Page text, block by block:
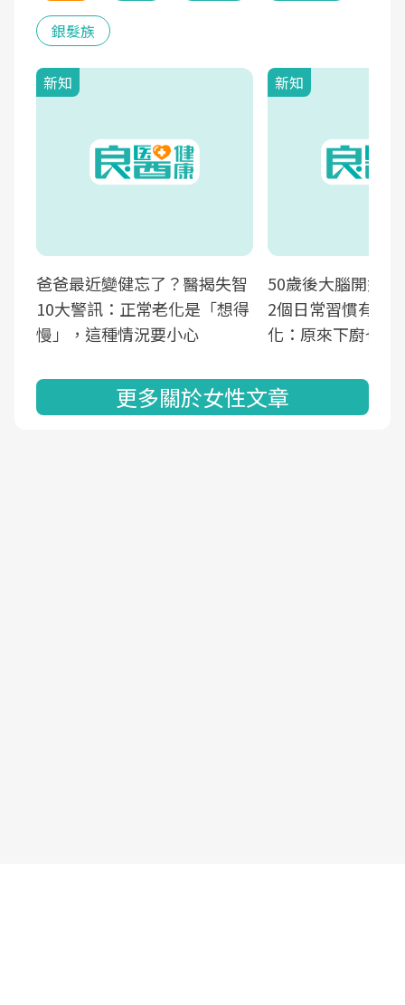
銀髮族
新知
爸爸最近變健忘了？醫揭失智
10大警訊：正常老化是「想得
慢」，這種情況要小心
新知
50歲後大腦開始
2個日常習慣有助
化：原來下廚也可
更多關於女性文章